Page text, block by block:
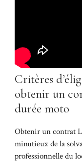
Critères
obtenir un
durée moto
Obtenir un contrat
minutieux de la
professionnelle du